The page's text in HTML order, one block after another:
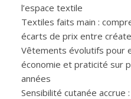
l’espace textile
Textiles faits main :
écarts de prix entre
Vêtements évolutifs pour
économie et praticité sur
années
Sensibilité cutanée accrue